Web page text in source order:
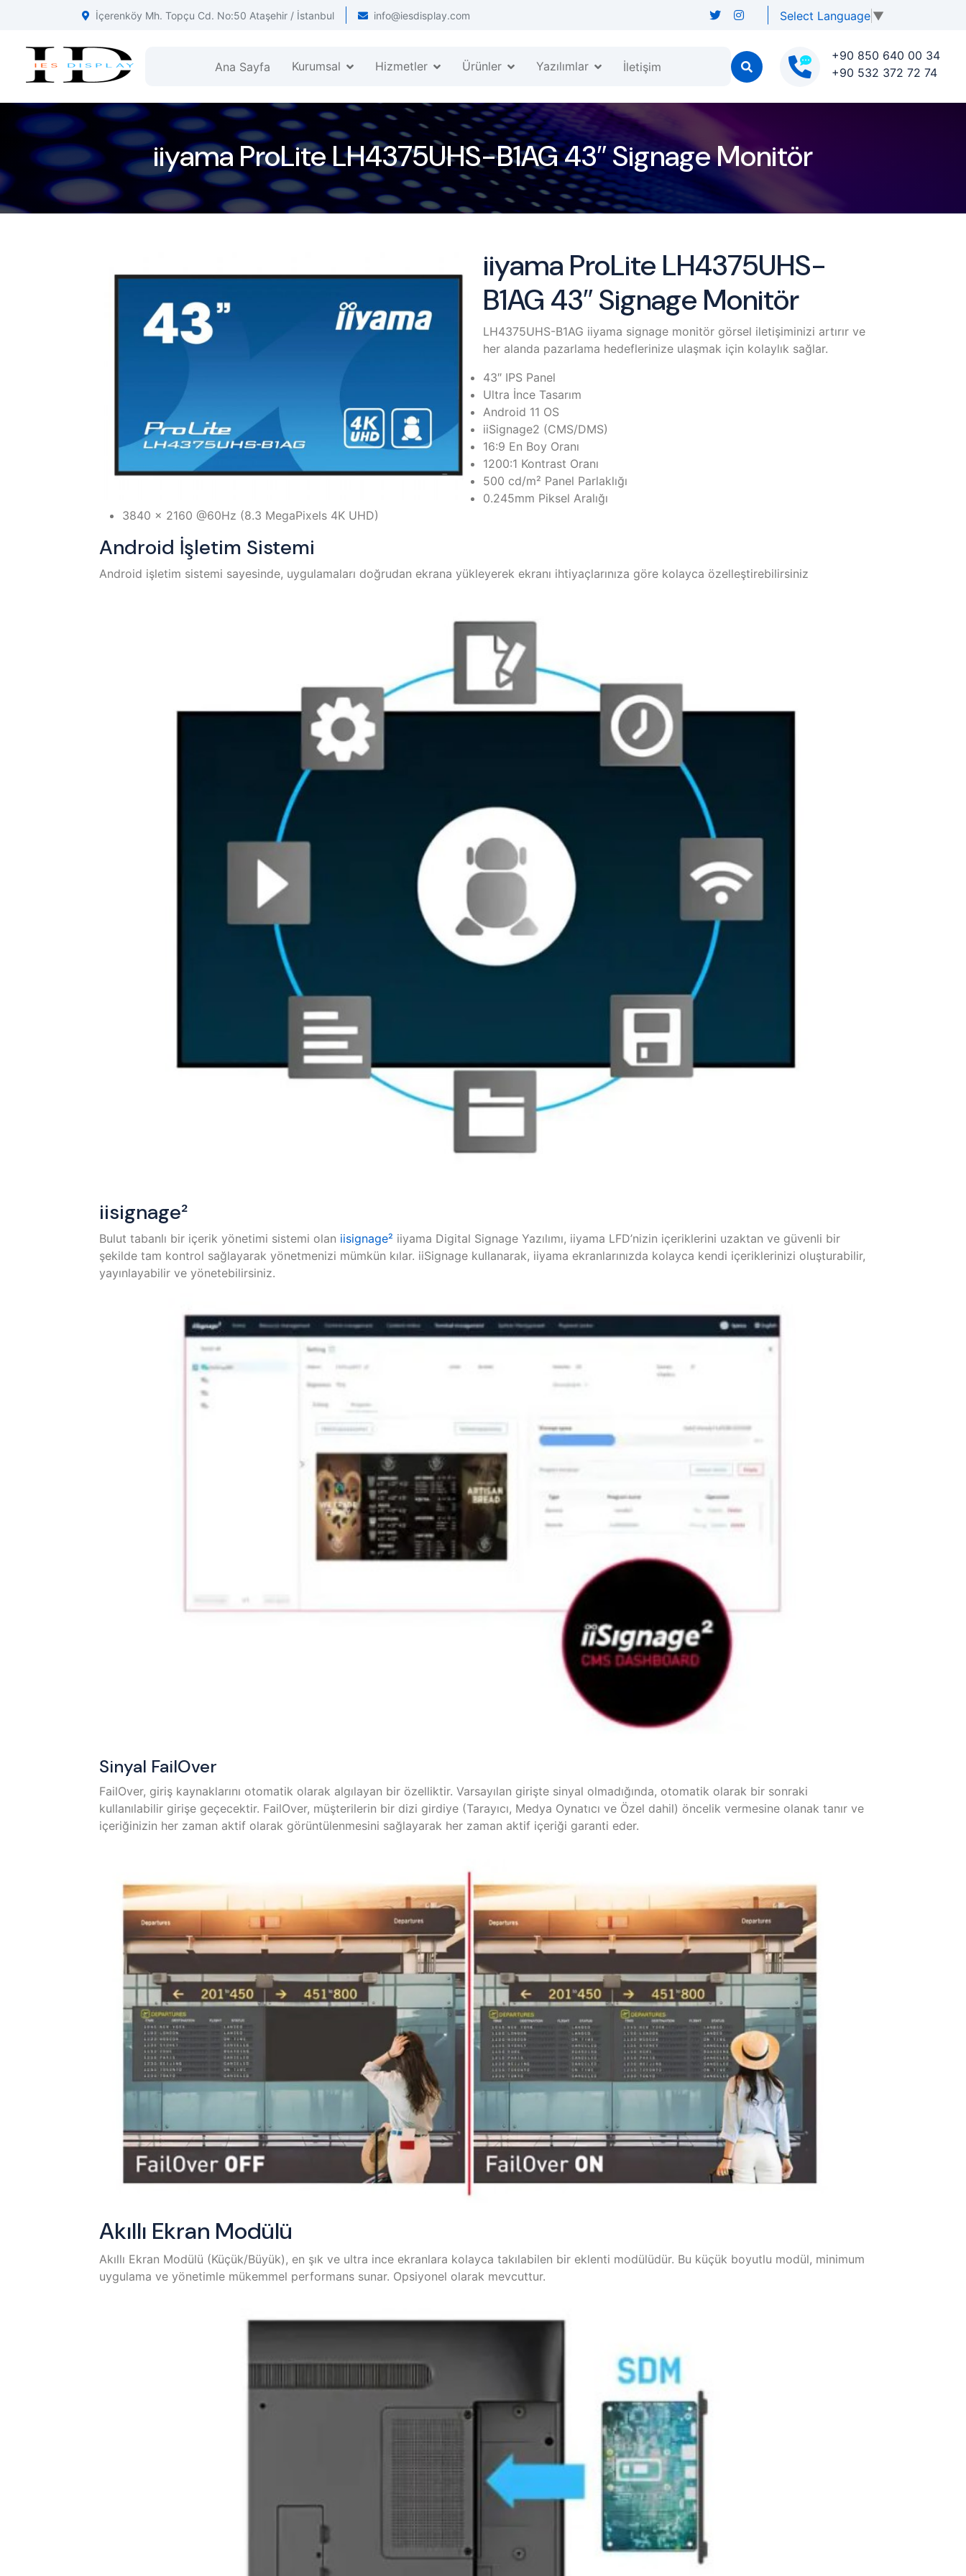
İçerenköy Mh. Topçu Cd. No:50 Ataşehir / İstanbul info@iesdisplay.com Select Language ▼
Ana Sayfa Kurumsal Hizmetler Ürünler Yazılımlar İletişim
+90 850 640 00 34
+90 532 372 72 74
iiyama ProLite LH4375UHS-B1AG 43″ Signage Monitör
iiyama ProLite LH4375UHS-
B1AG 43″ Signage Monitör
LH4375UHS-B1AG iiyama signage monitör görsel iletişiminizi artırır ve
her alanda pazarlama hedeflerinize ulaşmak için kolaylık sağlar.
43″ IPS Panel
Ultra İnce Tasarım
Android 11 OS
iiSignage2 (CMS/DMS)
16:9 En Boy Oranı
1200:1 Kontrast Oranı
500 cd/m² Panel Parlaklığı
0.245mm Piksel Aralığı
3840 x 2160 @60Hz (8.3 MegaPixels 4K UHD)
Android İşletim Sistemi
Android işletim sistemi sayesinde, uygulamaları doğrudan ekrana yükleyerek ekranı ihtiyaçlarınıza göre kolayca özelleştirebilirsiniz
iisignage²
Bulut tabanlı bir içerik yönetimi sistemi olan iisignage² iiyama Digital Signage Yazılımı, iiyama LFD’nizin içeriklerini uzaktan ve güvenli bir
şekilde tam kontrol sağlayarak yönetmenizi mümkün kılar. iiSignage kullanarak, iiyama ekranlarınızda kolayca kendi içeriklerinizi oluşturabilir,
yayınlayabilir ve yönetebilirsiniz.
Sinyal FailOver
FailOver, giriş kaynaklarını otomatik olarak algılayan bir özelliktir. Varsayılan girişte sinyal olmadığında, otomatik olarak bir sonraki
kullanılabilir girişe geçecektir. FailOver, müşterilerin bir dizi girdiye (Tarayıcı, Medya Oynatıcı ve Özel dahil) öncelik vermesine olanak tanır ve
içeriğinizin her zaman aktif olarak görüntülenmesini sağlayarak her zaman aktif içeriği garanti eder.
Akıllı Ekran Modülü
Akıllı Ekran Modülü (Küçük/Büyük), en şık ve ultra ince ekranlara kolayca takılabilen bir eklenti modülüdür. Bu küçük boyutlu modül, minimum
uygulama ve yönetimle mükemmel performans sunar. Opsiyonel olarak mevcuttur.